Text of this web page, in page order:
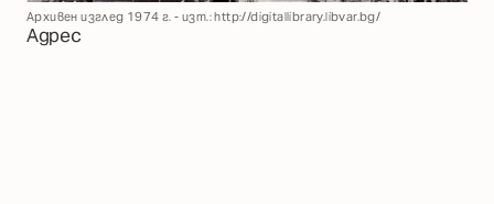
Архивен изглед 1974 г. - изт.: http://digitallibrary.libvar.bg/
Адрес